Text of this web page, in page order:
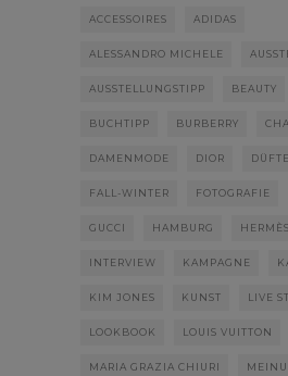
ACCESSOIRES ADIDAS
ALESSANDRO MICHELE
AUSSTELLUNGSTIPP BEAUTY
BUCHTIPP BURBERRY
DAMENMODE DIOR DÜFTE
FALL-WINTER FOTOGRAFIE
GUCCI HAMBURG HERMÈS
INTERVIEW KAMPAGNE
KIM JONES KUNST LIVE
LOOKBOOK LOUIS VUITTON
MARIA GRAZIA CHIURI